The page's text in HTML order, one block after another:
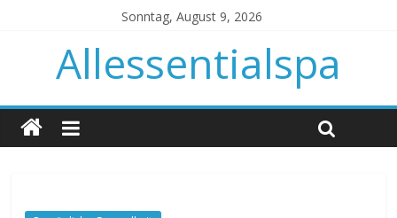
Sonntag, August 9, 2026
Allessentialspa